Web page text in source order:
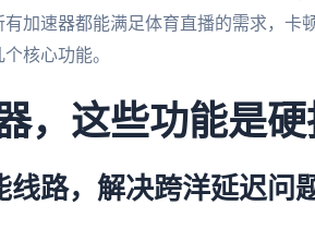
加速器都能满足体育直播的需求，卡
核心功能。
，这些功能是
线路，解决跨洋延迟问